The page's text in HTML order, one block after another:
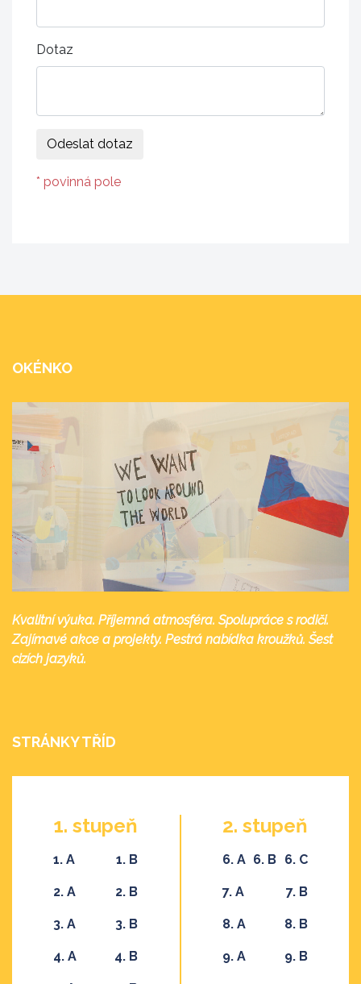
Dotaz
* povinná pole
OKÉNKO
Kvalitní výuka. Příjemná atmosféra. Spolupráce s rodiči.
Zajímavé akce a projekty. Pestrá nabídka kroužků. Šest
cizích jazyků.
STRÁNKY TŘÍD
1. stupeň
1. A 1. B
2. A 2. B
3. A 3. B
4. A 4. B
2. stupeň
6. A 6. B 6. C
7. A 7. B
8. A 8. B
9. A 9. B